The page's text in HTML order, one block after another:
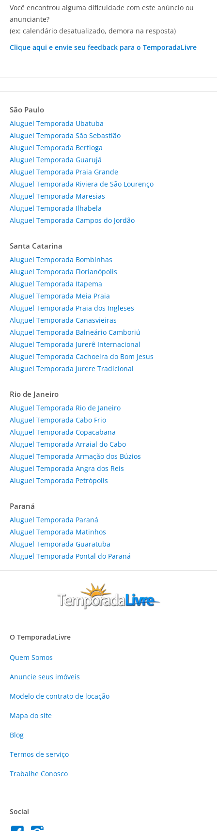
Você encontrou alguma dificuldade com este anúncio ou
anunciante?
(ex: calendário desatualizado, demora na resposta)
Clique aqui e envie seu feedback para o TemporadaLivre
São Paulo
Aluguel Temporada Ubatuba
Aluguel Temporada São Sebastião
Aluguel Temporada Bertioga
Aluguel Temporada Guarujá
Aluguel Temporada Praia Grande
Aluguel Temporada Riviera de São Lourenço
Aluguel Temporada Maresias
Aluguel Temporada Ilhabela
Aluguel Temporada Campos do Jordão
Santa Catarina
Aluguel Temporada Bombinhas
Aluguel Temporada Florianópolis
Aluguel Temporada Itapema
Aluguel Temporada Meia Praia
Aluguel Temporada Praia dos Ingleses
Aluguel Temporada Canasvieiras
Aluguel Temporada Balneário Camboriú
Aluguel Temporada Jurerê Internacional
Aluguel Temporada Cachoeira do Bom Jesus
Aluguel Temporada Jurere Tradicional
Rio de Janeiro
Aluguel Temporada Rio de Janeiro
Aluguel Temporada Cabo Frio
Aluguel Temporada Copacabana
Aluguel Temporada Arraial do Cabo
Aluguel Temporada Armação dos Búzios
Aluguel Temporada Angra dos Reis
Aluguel Temporada Petrópolis
Paraná
Aluguel Temporada Paraná
Aluguel Temporada Matinhos
Aluguel Temporada Guaratuba
Aluguel Temporada Pontal do Paraná
O TemporadaLivre
Quem Somos
Anuncie seus imóveis
Modelo de contrato de locação
Mapa do site
Blog
Termos de serviço
Trabalhe Conosco
Social